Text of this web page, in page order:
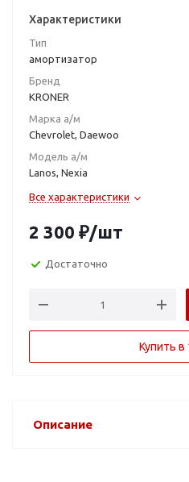
Характеристики
Тип
амортизатор
Бренд
KRONER
Марка а/м
Chevrolet, Daewoo
Модель а/м
Lanos, Nexia
Все характеристики
2 300 ₽/шт
Достаточно
Купить в
Описание